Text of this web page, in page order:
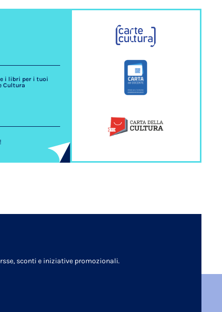
i libri per i tuoi
Cultura
sconti e iniziative promozionali.